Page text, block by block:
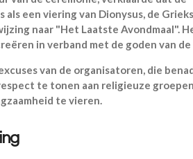
een viering van Dionysus, de
naar "Het Laatste Avondmaal".
in verband met de goden van de
van de organisatoren, die
te tonen aan religieuze
te vieren​.